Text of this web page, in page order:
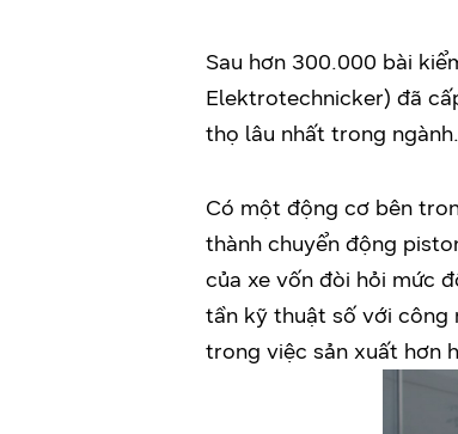
Sau hơn 300.000 bài
Elektrotechnicker) đã
thọ lâu nhất trong ngành.
Có một động cơ bên
thành chuyển động
của xe vốn đòi hỏi mức
tần kỹ thuật số với công
trong việc sản xuất hơn